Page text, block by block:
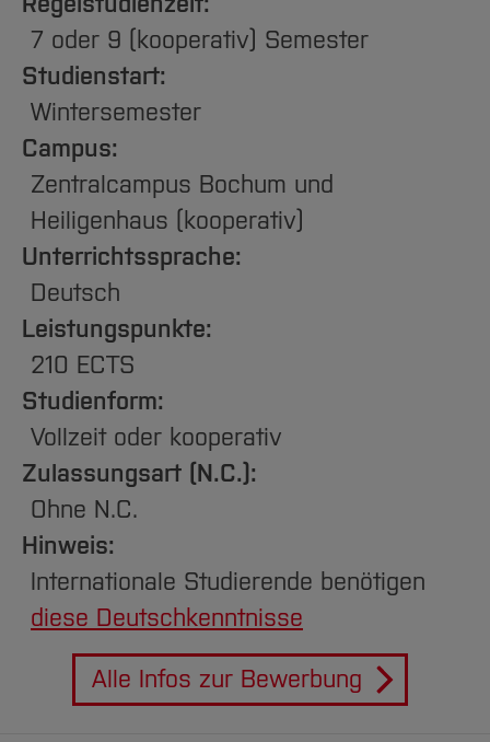
Arbeiten im FB G
Forschung und Projekte
International
Team
Service
Studiengänge
Studieninteressierte
Aktuelles
Studium
Fachgruppen
Forschung und Entwicklung
International
Service
Amtliche Bekanntmachungen
Notfall-Infos
BO Shop
Familiengerechte Hochschule
Gleichstellung
Diskriminierungsfreie Hochschule
Vertretungen
Wahlen
Hochschulbibliothek
Hochschulkommunikation
qed-Stiftung
Zentrale Studienberatung
7 oder 9 (kooperativ) Semester
Studienstart:
Wintersemester
Campus:
Zentralcampus Bochum und
Heiligenhaus (kooperativ)
Unterrichtssprache:
Deutsch
Leistungspunkte:
210 ECTS
Studienform:
Vollzeit oder kooperativ
Zulassungsart (N.C.):
Ohne N.C.
Hinweis:
Internationale Studierende benötigen
diese Deutschkenntnisse
Alle Infos zur Bewerbung